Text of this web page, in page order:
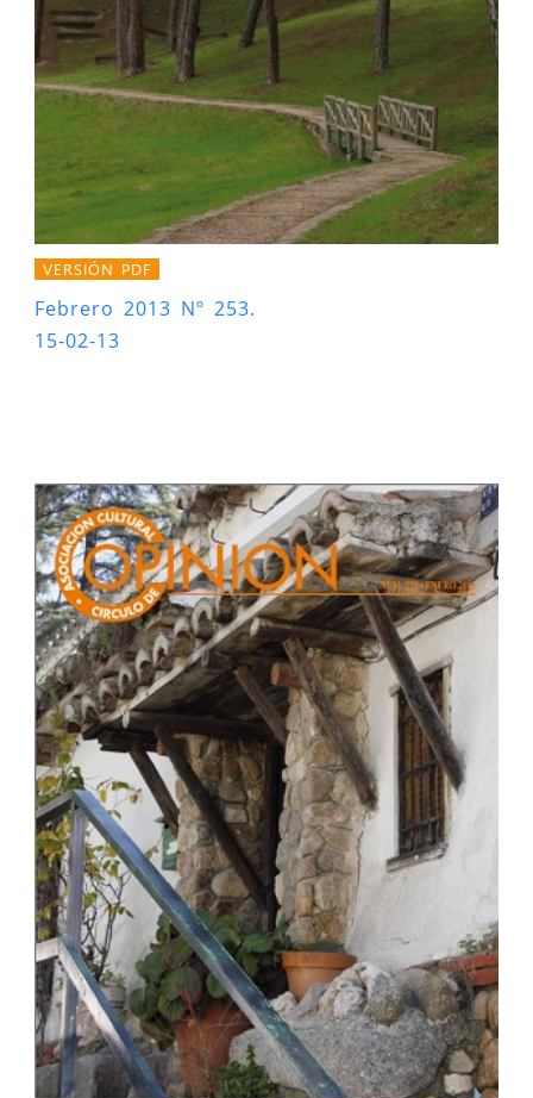
VERSIÓN PDF
Febrero 2013 Nº 253.
15-02-13